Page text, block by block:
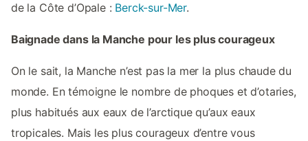
de la Côte d’Opale : Berck-sur-Mer.
Baignade dans la Manche pour les plus courageux
On le sait, la Manche n’est pas la mer la plus chaude du
monde. En témoigne le nombre de phoques et d’otaries,
plus habitués aux eaux de l’arctique qu’aux eaux
tropicales. Mais les plus courageux d’entre vous